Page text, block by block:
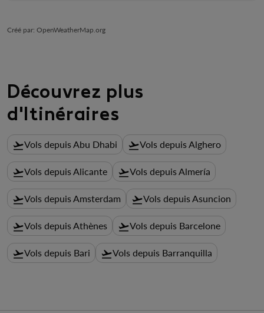
Créé par: OpenWeatherMap.org
Découvrez plus
d'Itinéraires
flight_takeoffVols depuis Abu Dhabi flight_takeoffVols depuis Alghero
flight_takeoffVols depuis Alicante flight_takeoffVols depuis Almería
flight_takeoffVols depuis Amsterdam flight_takeoffVols depuis Asuncion
flight_takeoffVols depuis Athènes flight_takeoffVols depuis Barcelone
flight_takeoffVols depuis Bari flight_takeoffVols depuis Barranquilla